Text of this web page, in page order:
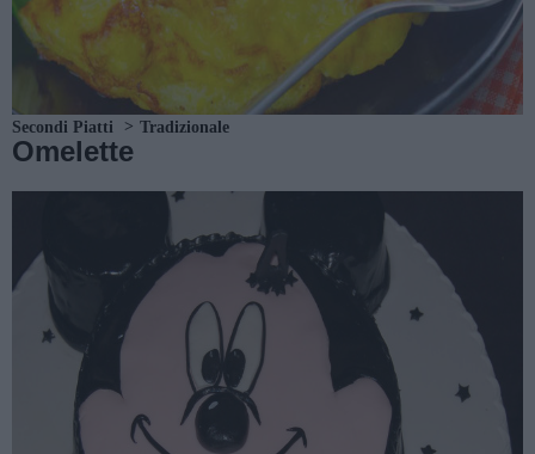
Secondi Piatti Tradizionale
Omelette